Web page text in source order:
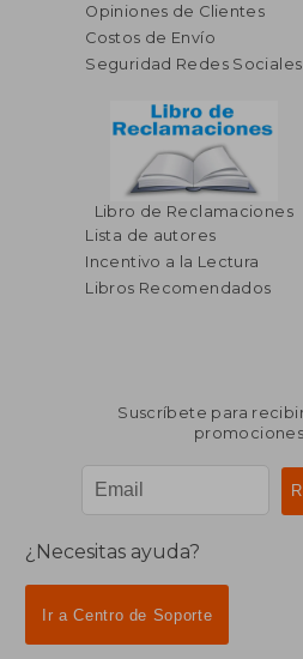
Opiniones de Clientes
Costos de Envío
Seguridad Redes Sociales
Libro de Reclamaciones
Lista de autores
Incentivo a la Lectura
Libros Recomendados
Suscríbete para
promociones
¿Necesitas ayuda?
Ir a Centro de Soporte